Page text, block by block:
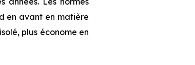
en avant en matière
plus économe en